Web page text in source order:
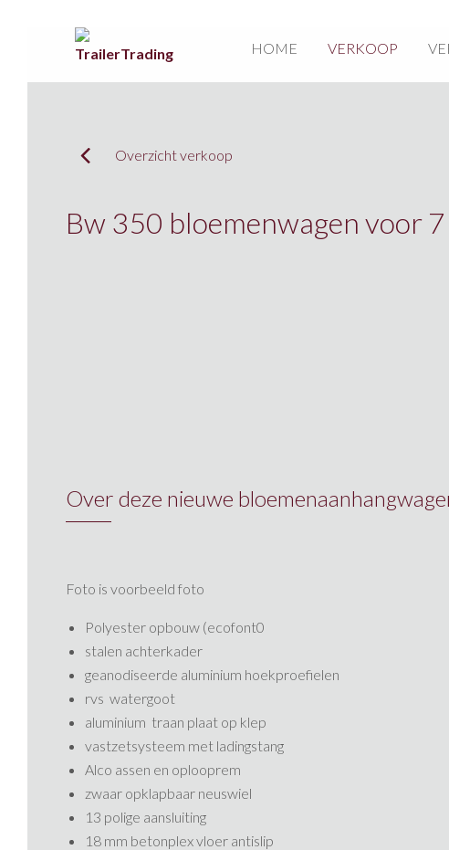
HOME VERKOOP
Overzicht verkoop
Bw 350 bloemenwagen voor
Over deze nieuwe
Foto is voorbeeld foto
Polyester opbouw (ecofont0
stalen achterkader
geanodiseerde aluminium hoekproefielen
rvs watergoot
aluminium traan plaat op klep
vastzetsysteem met ladingstang
Alco assen en oplooprem
zwaar opklapbaar neuswiel
13 polige aansluiting
18 mm betonplex vloer antislip